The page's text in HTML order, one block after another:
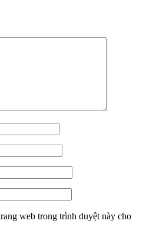
web trong trình duyệt này cho